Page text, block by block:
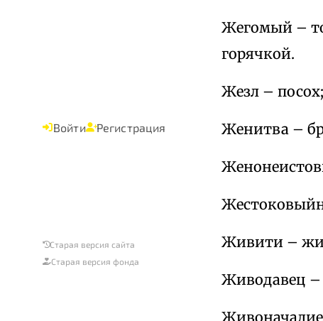
Войти Регистрация
Старая версия сайта
Старая версия фонда
Жегомый –
горячкой.
Жезл –
Женитва –
Живити –
Живодавец –